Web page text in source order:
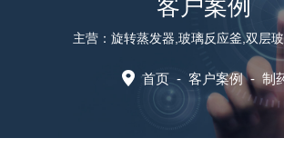
客户案例
主营：旋转蒸发器,玻璃反应釜,双层
首页- 客户案例- 制